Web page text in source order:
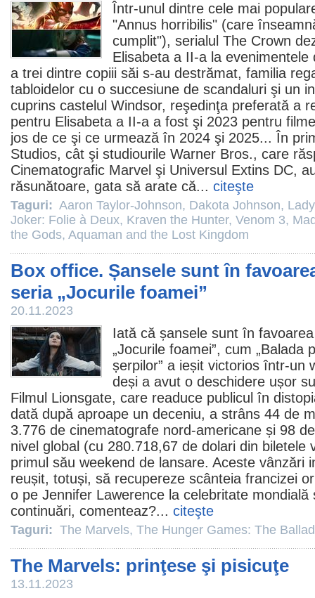
Într-unul dintre cele mai
"Annus horribilis" (care
cumplit"), serialul The Crown
Elisabeta a II-a la
a trei dintre copiii săi s-au destrămat, familia
tabloidelor cu o succesiune de scandaluri şi un
cuprins castelul Windsor, reşedinţa preferată a
pentru Elisabeta a II-a a fost şi 2023 pentru
jos de ce şi ce urmează în 2024 şi 2025... În
Studios, cât şi studiourile Warner Bros., care
Cinematografic Marvel şi Universul Extins DC,
răsunătoare, gata să arate că... citeşte
Taguri: Aaron Taylor-Johnson, Dakota Johnson,
Joker: Folie à Deux, Kraven the Hunter, Venom 3,
the Gods, Aquaman and the Lost Kingdom
Box office. Șansele sunt în
seria „Jocurile foamei”
20.11.2023
Iată că șansele sunt în
„Jocurile foamei”, cum „Balada
șerpilor” a ieșit victorios într-un
deși a avut o deschidere ușor
Filmul Lionsgate, care readuce publicul în
dată după aproape un deceniu, a strâns 44 de
3.776 de cinematografe nord-americane și 98
nivel global (cu 280.718,67 de dolari din biletele
primul său weekend de lansare. Aceste vânzări
reușit, totuși, să recupereze scânteia francizei
o pe Jennifer Lawerence la celebritate mondială
continuări, comenteaz?... citeşte
Taguri: The Marvels, The Hunger Games: The
The Marvels: prinţese şi pisicuţe
13.11.2023